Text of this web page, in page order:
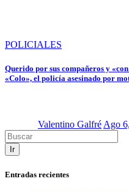
POLICIALES
Querido por sus compañeros y
«Colo», el policía asesinado por
Valentino GalfréAgo
Ir
Entradas recientes